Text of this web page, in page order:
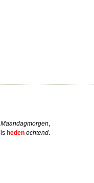
Maandagmorgen,
is heden ochtend.